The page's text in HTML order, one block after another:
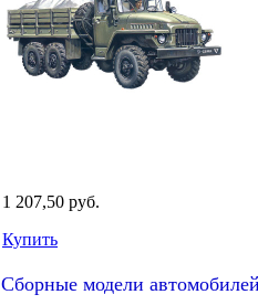
1 207,50 руб.
Купить
Сборные модели